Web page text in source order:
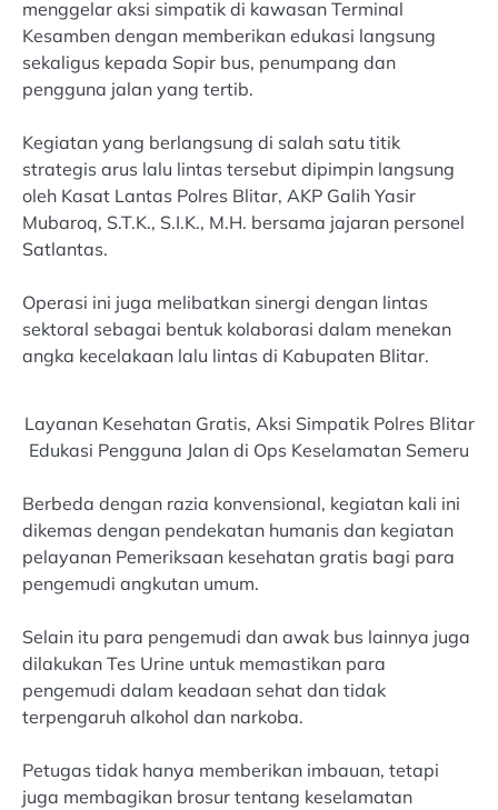
menggelar aksi simpatik di kawasan Terminal
Kesamben dengan memberikan edukasi langsung
sekaligus kepada Sopir bus, penumpang dan
pengguna jalan yang tertib.
Kegiatan yang berlangsung di salah satu titik
strategis arus lalu lintas tersebut dipimpin langsung
oleh Kasat Lantas Polres Blitar, AKP Galih Yasir
Mubaroq, S.T.K., S.I.K., M.H. bersama jajaran personel
Satlantas.
Operasi ini juga melibatkan sinergi dengan lintas
sektoral sebagai bentuk kolaborasi dalam menekan
angka kecelakaan lalu lintas di Kabupaten Blitar.
Layanan Kesehatan Gratis, Aksi Simpatik Polres Blitar
Edukasi Pengguna Jalan di Ops Keselamatan Semeru
Berbeda dengan razia konvensional, kegiatan kali ini
dikemas dengan pendekatan humanis dan kegiatan
pelayanan Pemeriksaan kesehatan gratis bagi para
pengemudi angkutan umum.
Selain itu para pengemudi dan awak bus lainnya juga
dilakukan Tes Urine untuk memastikan para
pengemudi dalam keadaan sehat dan tidak
terpengaruh alkohol dan narkoba.
Petugas tidak hanya memberikan imbauan, tetapi
juga membagikan brosur tentang keselamatan